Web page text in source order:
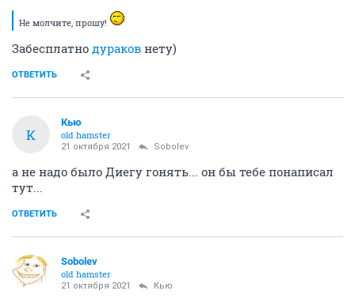
Не молчите, прошу!
Забесплатно дураков нету)
ОТВЕТИТЬ
К
Кью
old hamster
21 октября 2021 Sobolev
а не надо было Диегу гонять... он бы тебе понаписал
тут...
ОТВЕТИТЬ
Sobolev
old hamster
21 октября 2021 Кью